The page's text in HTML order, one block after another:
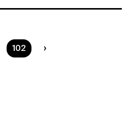
Ste na strane
102